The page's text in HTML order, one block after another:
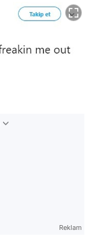
Reklam